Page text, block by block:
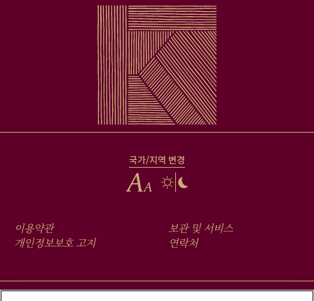
국가/지역 변경
FOOTER
MENU
이용약관
개인정보보호 고지 보관 및 서비스
연락처